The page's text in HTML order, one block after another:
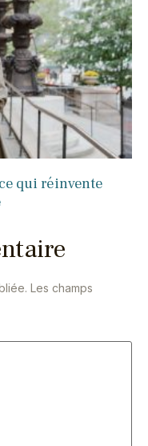
qui réinvente
Les champs